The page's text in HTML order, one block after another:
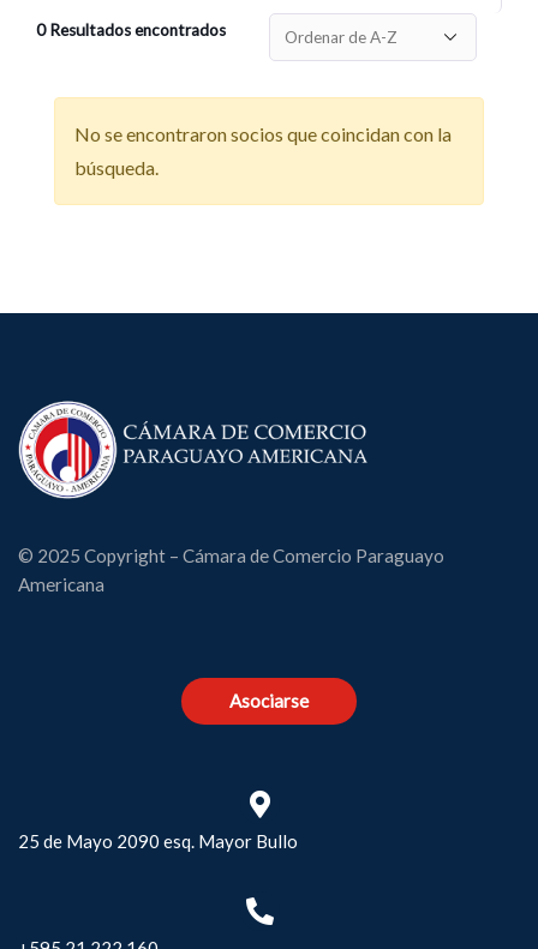
0Resultados encontrados
No se encontraron socios que coincidan con la
búsqueda.
© 2025 Copyright – Cámara de Comercio Paraguayo
Americana
Asociarse
25 de Mayo 2090 esq. Mayor Bullo